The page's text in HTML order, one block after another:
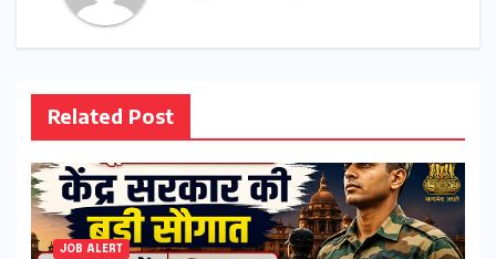
Related Post
JOB ALERT